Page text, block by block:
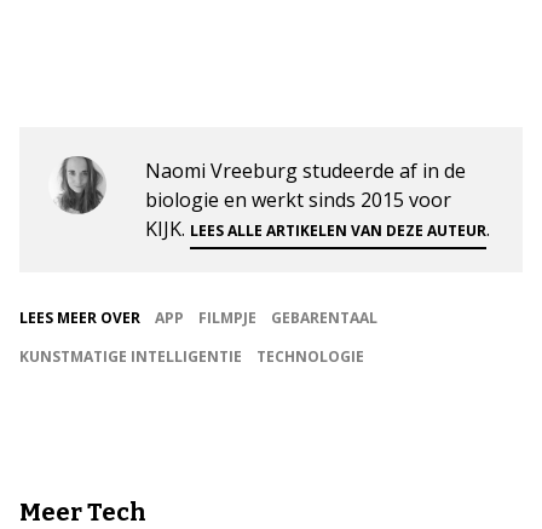
Naomi Vreeburg studeerde af in de
biologie en werkt sinds 2015 voor
KIJK. LEES ALLE ARTIKELEN VAN DEZE AUTEUR.
LEES MEER OVER APP FILMPJE
GEBARENTAAL
KUNSTMATIGE INTELLIGENTIE
TECHNOLOGIE
Meer Tech